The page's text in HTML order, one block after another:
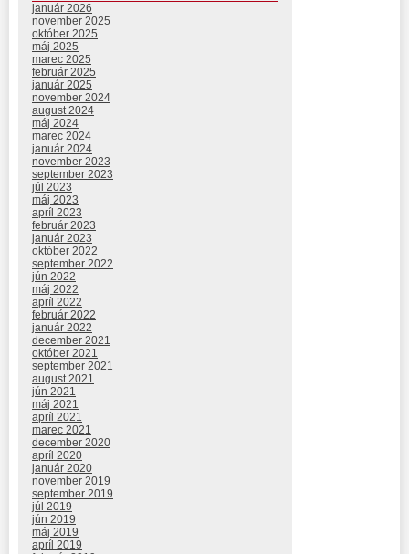
január 2026
november 2025
október 2025
máj 2025
marec 2025
február 2025
január 2025
november 2024
august 2024
máj 2024
marec 2024
január 2024
november 2023
september 2023
júl 2023
máj 2023
apríl 2023
február 2023
január 2023
október 2022
september 2022
jún 2022
máj 2022
apríl 2022
február 2022
január 2022
december 2021
október 2021
september 2021
august 2021
jún 2021
máj 2021
apríl 2021
marec 2021
december 2020
apríl 2020
január 2020
november 2019
september 2019
júl 2019
jún 2019
máj 2019
apríl 2019